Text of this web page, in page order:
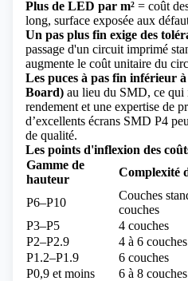
Plus de LED par m² = coût
long, surface exposée aux
Un pas plus fin exige des
passage d'un circuit imprimé
augmente le coût unitaire du
Les puces à pas fin inférieur
Board) au lieu du SMD, ce qui
rendement et une expertise de
d’excellents écrans SMD P4
de qualité.
Les points d'inflexion des
Gamme de
hauteur
Complexité
P6–P10
Couches
couches
P3–P5
4 couches
P2–P2.9
4 à 6 couches
P1.2–P1.9
6 couches
P0,9 et moins
6 à 8 couches